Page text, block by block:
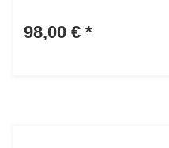
98,00 € *